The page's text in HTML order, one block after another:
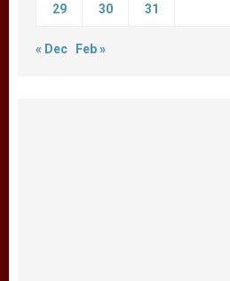
29 30 31
« Dec Feb »